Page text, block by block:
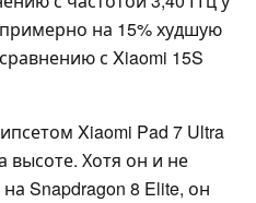
на 15% худшую
с Xiaomi 15S
Xiaomi Pad 7 Ultra
высоте. Хотя он и не
Snapdragon 8 Elite, он